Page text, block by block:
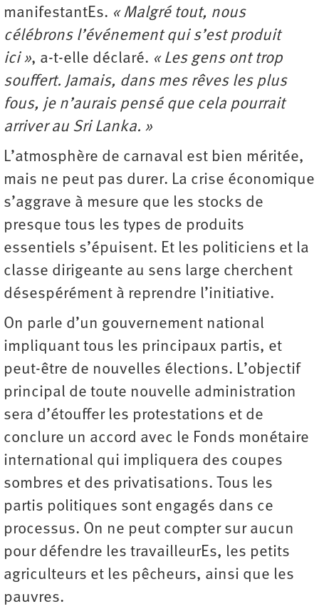
manifestantEs. « Malgré tout, nous
célébrons l’événement qui s’est produit
ici », a-t-elle déclaré. « Les gens ont trop
souffert. Jamais, dans mes rêves les plus
fous, je n’aurais pensé que cela pourrait
arriver au Sri Lanka. »
L’atmosphère de carnaval est bien méritée,
mais ne peut pas durer. La crise économique
s’aggrave à mesure que les stocks de
presque tous les types de produits
essentiels s’épuisent. Et les politiciens et la
classe dirigeante au sens large cherchent
désespérément à reprendre l’initiative.
On parle d’un gouvernement national
impliquant tous les principaux partis, et
peut-être de nouvelles élections. L’objectif
principal de toute nouvelle administration
sera d’étouffer les protestations et de
conclure un accord avec le Fonds monétaire
international qui impliquera des coupes
sombres et des privatisations. Tous les
partis politiques sont engagés dans ce
processus. On ne peut compter sur aucun
pour défendre les travailleurEs, les petits
agriculteurs et les pêcheurs, ainsi que les
pauvres.